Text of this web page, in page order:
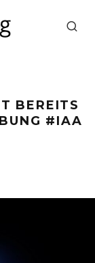
BEREITS
#IAA